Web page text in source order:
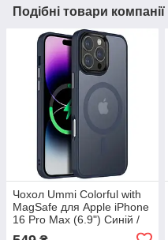
Подібні товари компанії
Чохол Ummi Colorful with
MagSafe для Apple iPhone
16 Pro Max (6.9") Синій /